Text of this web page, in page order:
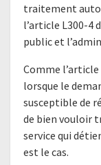
traitement
l’article L300-4
public et
Comme
lorsque le
susceptible de
de bien vouloir
service qui
est le cas.